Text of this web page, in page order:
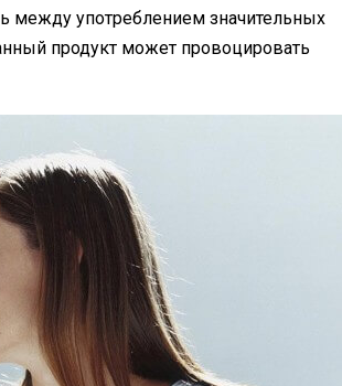
между употреблением значительных
продукт может провоцировать